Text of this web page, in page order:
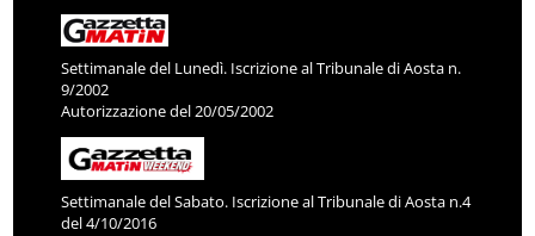
Settimanale del Lunedì. Iscrizione al Tribunale di Aosta n.
9/2002
Autorizzazione del 20/05/2002
Settimanale del Sabato. Iscrizione al Tribunale di Aosta n.4
del 4/10/2016